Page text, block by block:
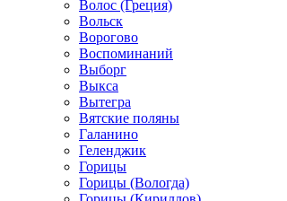
Волос (Греция)
Вольск
Ворогово
Воспоминаний
Выборг
Выкса
Вытегра
Вятские поляны
Галанино
Геленджик
Горицы
Горицы (Вологда)